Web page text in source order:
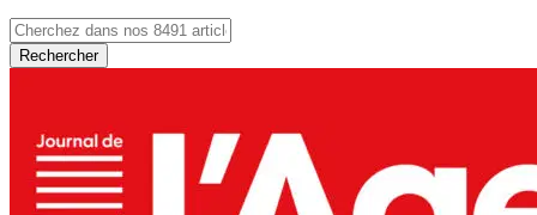
Rechercher